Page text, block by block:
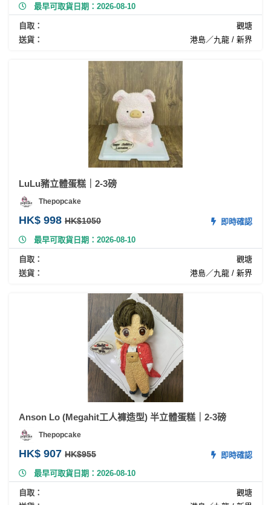
最早可取貨日期：2026-08-10
自取：
觀塘
送貨：
港島／九龍 / 新界
LuLu豬立體蛋糕｜2-3磅
Thepopcake
HK$ 998 HK$1050
即時確認
最早可取貨日期：2026-08-10
自取：
觀塘
送貨：
港島／九龍 / 新界
Anson Lo (Megahit工人褲造型) 半立體蛋糕｜2-3磅
Thepopcake
HK$ 907 HK$955
即時確認
最早可取貨日期：2026-08-10
自取：
觀塘